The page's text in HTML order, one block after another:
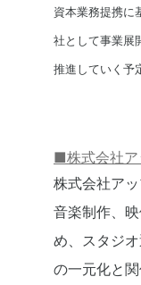
資本業務提携に
社として事業展
推進していく予
■株式会社ア
株式会社ア
音楽制作、
め、スタジ
の一元化と